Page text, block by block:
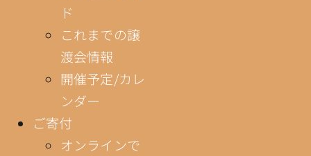
ド
これまでの譲
渡会情報
開催予定/カレ
ンダー
ご寄付
オンラインで